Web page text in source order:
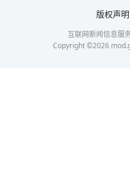
版权声明
互联网新闻信息服
Copyright ©2026